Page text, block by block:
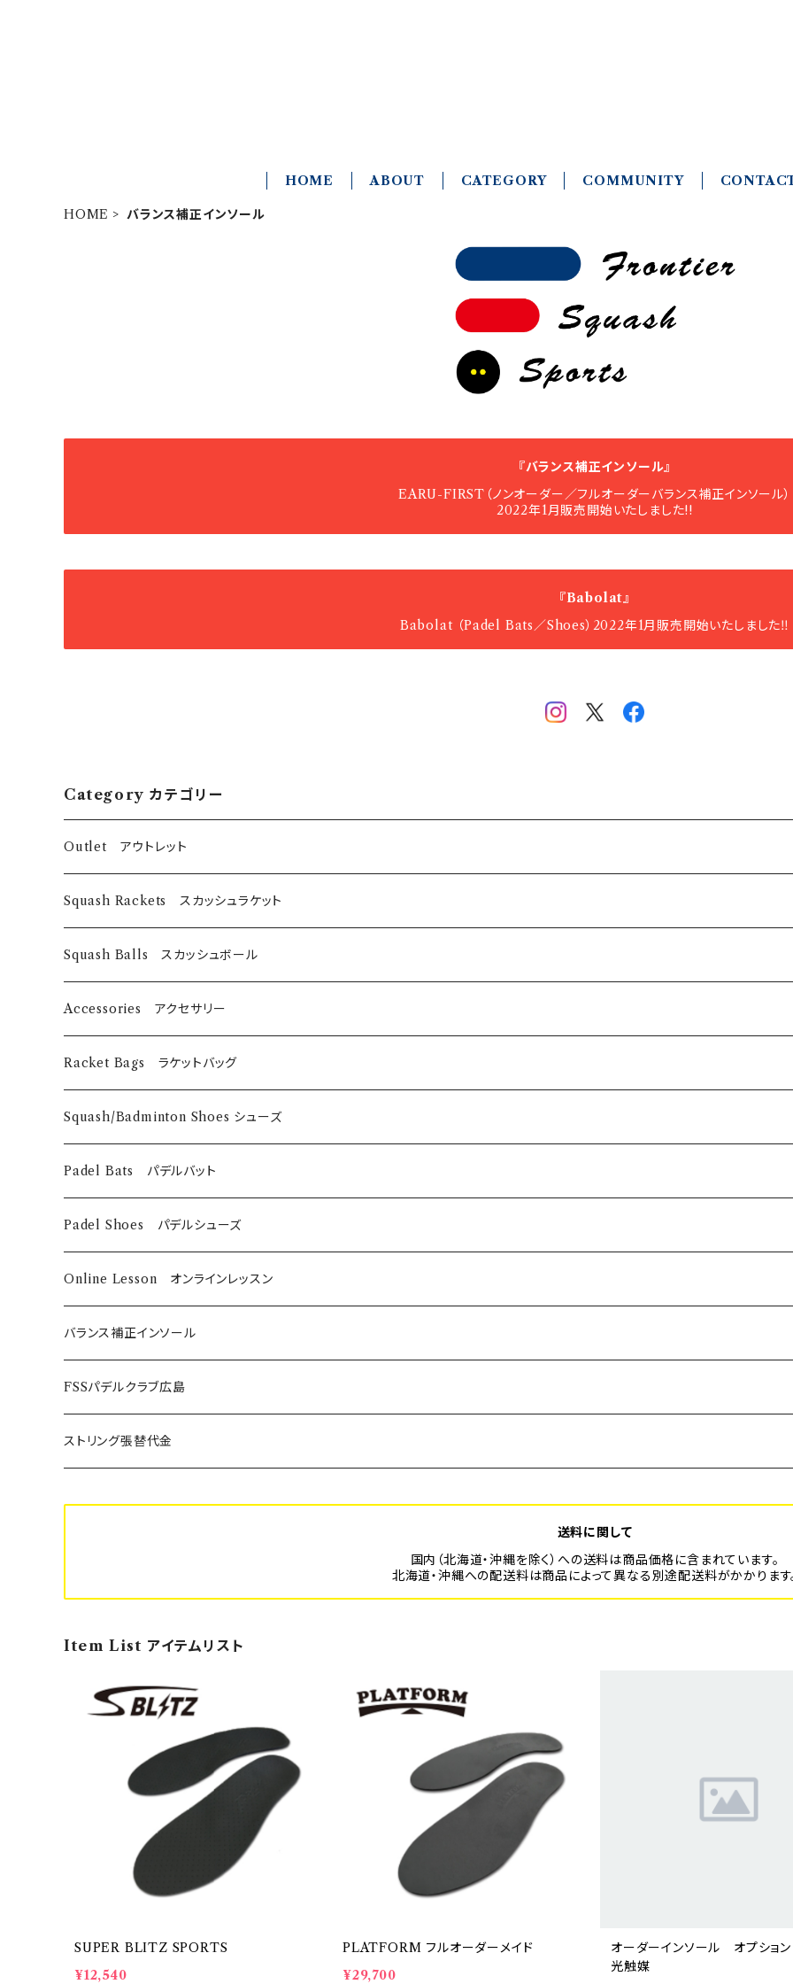
HOME ABOUT CATEGORY COMMUNITY
HOME バランス補正インソール
『バランス補正インソール』
EARU-FIRST（ノンオーダー／フルオーダーバランス補正インソール）
2022年1月販売開始いたしました!!
『Babolat』
Babolat （Padel Bats／Shoes）2022年1月販売開始いたしました‼️
Category カテゴリー
Outlet アウトレット
スカッシュラケット
EyeRackets
DUNLOP
パデルバット
レディースウェア
EyeRackets
メンズウェア
EyeRackets
Squash Rackets スカッシュラケット
EyeRackets
Harrow
DUNLOP
Technifibre
Unsquashable
Squash Balls スカッシュボール
Accessories アクセサリー
Eye Wears
EyeRackets
Harrow
Grips
Strings
Racket Bags ラケットバッグ
​Harrow
EyeRackets
Squash/Badminton Shoes シューズ
EyeRackets
Babolat
Padel Bats パデルバット
DUNLOP
Babolat
Padel Shoes パデルシューズ
Bαbolat
Online Lesson オンラインレッスン
バランス補正インソール
ノンオーダーメイド
SUPER BLITZ
Platform-Sport フルオーダーメイド
FSSパデルクラブ広島
年間利用登録費
ストリング張替代金
送料に関して
国内（北海道・沖縄を除く）への送料は商品価格に含まれています。
北海道・沖縄への配送料は商品によって異なる別途配送料がかかります
Item List アイテムリスト
SUPER BLITZ SPORTS
¥12,540
PLATFORM フルオーダーメイド
¥29,700
オーダーインソール オプショ
光触媒